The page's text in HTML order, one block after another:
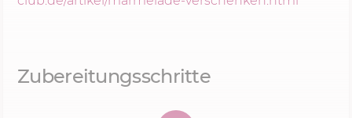
Zubereitungsschritte